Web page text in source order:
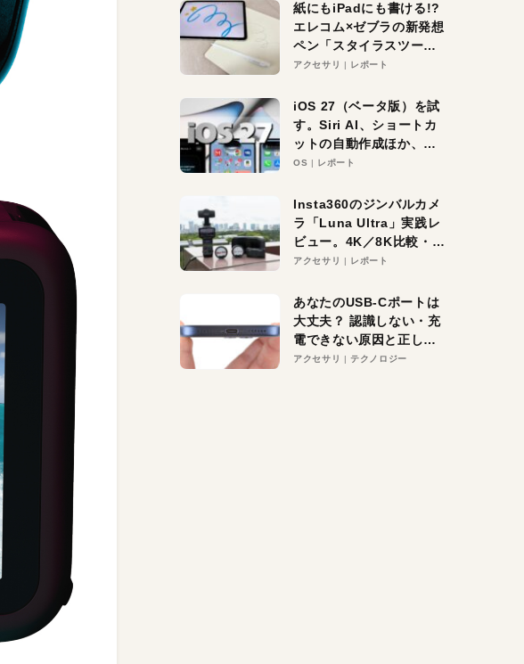
紙にもiPadにも書ける!?
エレコム×ゼブラの新発想
ペン「スタイラスツーウ
ェイ」レビュー。持ち替
アクセサリ レポート
iOS 27（ベータ版）を試
す。Siri AI、ショートカ
ットの自動作成ほか、期
待大の便利機能5選。
る未来はすぐそこ！
OS レポート
Insta360のジンバルカメ
ラ「Luna Ultra」実践レ
ビュー。4K／8K比較・ズ
ーム・夜間撮影をチェッ
アクセサリ レポート
あなたのUSB-Cポートは
大丈夫？ 認識しない・充
電できない原因と正しい
対策
アクセサリ テクノロジー